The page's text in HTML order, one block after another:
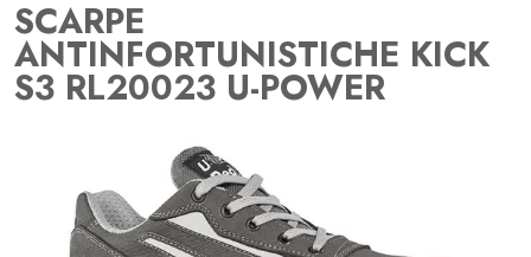
SCARPE
ANTINFORTUNISTICHE KICK
S3 RL20023 U-POWER